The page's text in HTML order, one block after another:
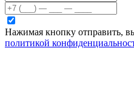
Нажимая кнопку отправить,
политикой